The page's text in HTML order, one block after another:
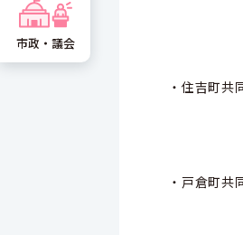
総面
区
・住吉町
総面
区
・戸倉町
総面
市政・議会